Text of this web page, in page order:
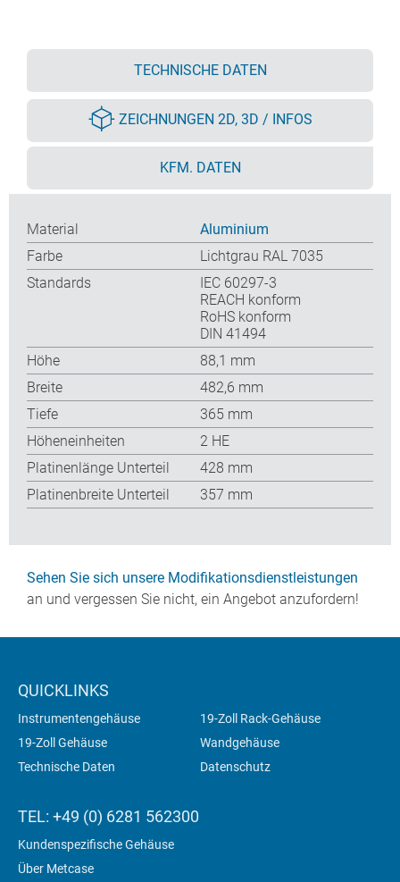
TECHNISCHE DATEN
ZEICHNUNGEN 2D, 3D / INFOS
KFM. DATEN
Material
Aluminium
Farbe
Lichtgrau RAL 7035
Standards
IEC 60297-3
REACH konform
RoHS konform
DIN 41494
Höhe
88,1 mm
Breite
482,6 mm
Tiefe
365 mm
Höheneinheiten
2 HE
Platinenlänge Unterteil
428 mm
Platinenbreite Unterteil
357 mm
Sehen Sie sich unsere Modifikationsdienstleistungen
an und vergessen Sie nicht, ein Angebot anzufordern!
QUICKLINKS
Instrumentengehäuse
19-Zoll Rack-Gehäuse
19-Zoll Gehäuse
Wandgehäuse
Technische Daten
Datenschutz
TEL: +49 (0) 6281 562300
Kundenspezifische Gehäuse
Über Metcase